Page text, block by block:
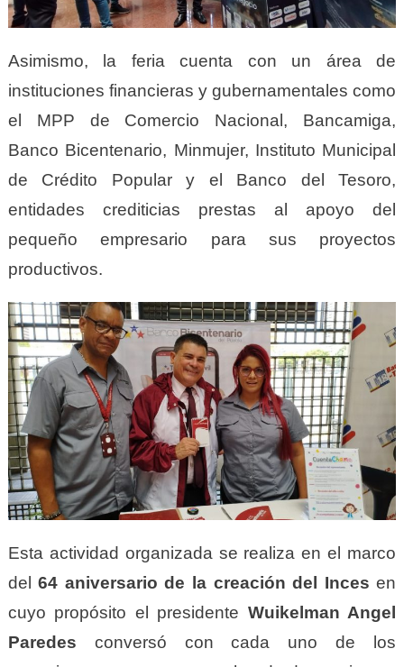
Asimismo, la feria cuenta con un área de
instituciones financieras y gubernamentales como
el MPP de Comercio Nacional, Bancamiga,
Banco Bicentenario, Minmujer, Instituto Municipal
de Crédito Popular y el Banco del Tesoro,
entidades crediticias prestas al apoyo del
pequeño empresario para sus proyectos
productivos.
Esta actividad organizada se realiza en el marco
del64 aniversario de la creación del Inces en
cuyo propósito el presidente Wuikelman Angel
Paredes conversó con cada uno de los